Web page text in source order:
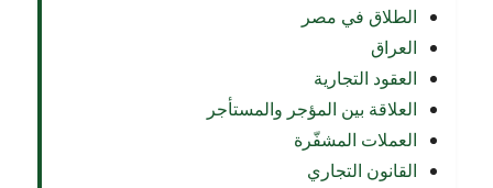
الطلاق في مصر
العراق
العقود التجارية
العلاقة بين المؤجر والمستأجر
العملات المشفّرة
القانون التجاري